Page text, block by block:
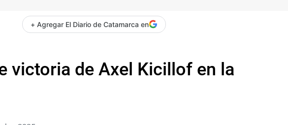
+ Agregar El Diario de Catamarca en
victoria de Axel Kicillof en la